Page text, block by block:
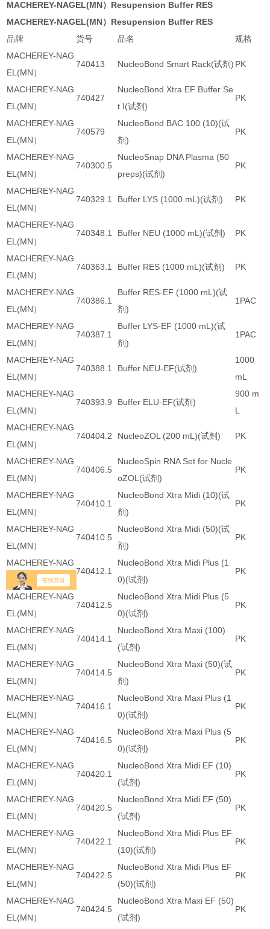
MACHEREY-NAGEL(MN）Resupension Buffer RES
MACHEREY-NAGEL(MN）Resupension Buffer RES
品牌
货号 品名
规格
MACHEREY-NAG
EL(MN）
740413 NucleoBond Smart Rack(试剂) PK
MACHEREY-NAG
EL(MN）
740427
NucleoBond Xtra EF Buffer Se
t I(试剂)
PK
MACHEREY-NAG
EL(MN）
740579
NucleoBond BAC 100 (10)(试
剂)
PK
MACHEREY-NAG
EL(MN）
740300.5
NucleoSnap DNA Plasma (50
preps)(试剂)
PK
MACHEREY-NAG
EL(MN）
740329.1 Buffer LYS (1000 mL)(试剂) PK
MACHEREY-NAG
EL(MN）
740348.1 Buffer NEU (1000 mL)(试剂) PK
MACHEREY-NAG
EL(MN）
740363.1 Buffer RES (1000 mL)(试剂) PK
MACHEREY-NAG
EL(MN）
740386.1
Buffer RES-EF (1000 mL)(试
剂)
1PAC
MACHEREY-NAG
EL(MN）
740387.1
Buffer LYS-EF (1000 mL)(试
剂)
1PAC
MACHEREY-NAG
EL(MN）
740388.1 Buffer NEU-EF(试剂)
1000
mL
MACHEREY-NAG
EL(MN）
740393.9 Buffer ELU-EF(试剂)
900 m
L
MACHEREY-NAG
EL(MN）
740404.2 NucleoZOL (200 mL)(试剂) PK
MACHEREY-NAG
EL(MN）
740406.5
NucleoSpin RNA Set for Nucle
oZOL(试剂)
PK
MACHEREY-NAG
EL(MN）
740410.1
NucleoBond Xtra Midi (10)(试
剂)
PK
MACHEREY-NAG
EL(MN）
740410.5
NucleoBond Xtra Midi (50)(试
剂)
PK
MACHEREY-NAG
EL(MN）
740412.1
NucleoBond Xtra Midi Plus (1
0)(试剂)
PK
MACHEREY-NAG
EL(MN）
740412.5
NucleoBond Xtra Midi Plus (5
0)(试剂)
PK
MACHEREY-NAG
EL(MN）
740414.1
NucleoBond Xtra Maxi (100)
(试剂)
PK
MACHEREY-NAG
EL(MN）
740414.5
NucleoBond Xtra Maxi (50)(试
剂)
PK
MACHEREY-NAG
EL(MN）
740416.1
NucleoBond Xtra Maxi Plus (1
0)(试剂)
PK
MACHEREY-NAG
EL(MN）
740416.5
NucleoBond Xtra Maxi Plus (5
0)(试剂)
PK
MACHEREY-NAG
EL(MN）
740420.1
NucleoBond Xtra Midi EF (10)
(试剂)
PK
MACHEREY-NAG
EL(MN）
740420.5
NucleoBond Xtra Midi EF (50)
(试剂)
PK
MACHEREY-NAG
EL(MN）
740422.1
NucleoBond Xtra Midi Plus EF
(10)(试剂)
PK
MACHEREY-NAG
EL(MN）
740422.5
NucleoBond Xtra Midi Plus EF
(50)(试剂)
PK
MACHEREY-NAG
EL(MN）
740424.5
NucleoBond Xtra Maxi EF (50)
(试剂)
PK